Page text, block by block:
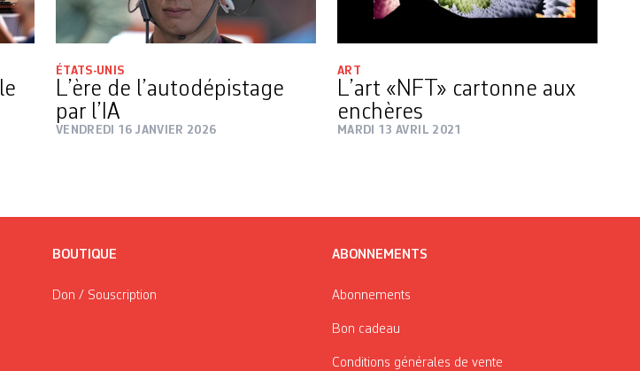
ÉTATS-UNIS
L’ère de l’autodépistage
par l’IA
VENDREDI 16 JANVIER 2026
ART
L’art «NFT» cartonne aux
enchères
MARDI 13 AVRIL 2021
BOUTIQUE
Don / Souscription
ABONNEMENTS
Abonnements
Bon cadeau
Conditions générales de vente